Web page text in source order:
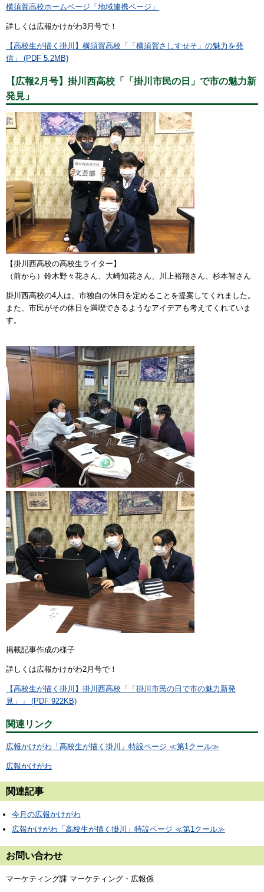
横須賀高校ホームページ「地域連携ページ」
詳しくは広報かけがわ3月号で！
【高校生が描く掛川】横須賀高校「「横須賀さしすせそ」の魅力を発
信」 (PDF 5.2MB)
【広報2月号】掛川西高校「「掛川市民の日」で市の魅力新
発見」
【掛川西高校の高校生ライター】
（前から）鈴木野々花さん、大崎知花さん、川上裕翔さん、杉本智さん
掛川西高校の4人は、市独自の休日を定めることを提案してくれました。
また、市民がその休日を満喫できるようなアイデアも考えてくれていま
す。
掲載記事作成の様子
詳しくは広報かけがわ2月号で！
【高校生が描く掛川】掛川西高校「「掛川市民の日で市の魅力新発
見」」 (PDF 922KB)
関連リンク
広報かけがわ「高校生が描く掛川」特設ページ ≪第1クール≫
広報かけがわ
関連記事
今月の広報かけがわ
広報かけがわ「高校生が描く掛川」特設ページ ≪第1クール≫
お問い合わせ
マーケティング課 マーケティング・広報係